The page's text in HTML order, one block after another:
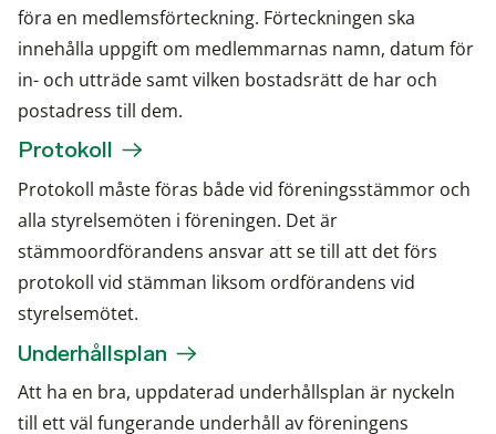
föra en medlemsförteckning. Förteckningen ska
innehålla uppgift om medlemmarnas namn, datum för
in- och utträde samt vilken bostadsrätt de har och
postadress till dem.
Protokoll
Protokoll måste föras både vid föreningsstämmor och
alla styrelsemöten i föreningen. Det är
stämmoordförandens ansvar att se till att det förs
protokoll vid stämman liksom ordförandens vid
styrelsemötet.
Underhållsplan
Att ha en bra, uppdaterad underhållsplan är nyckeln
till ett väl fungerande underhåll av föreningens